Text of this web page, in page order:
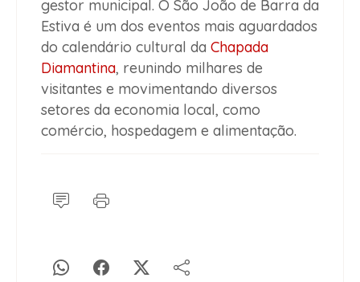
gestor municipal. O São João de Barra da
Estiva é um dos eventos mais aguardados
do calendário cultural da Chapada
Diamantina, reunindo milhares de
visitantes e movimentando diversos
setores da economia local, como
comércio, hospedagem e alimentação.